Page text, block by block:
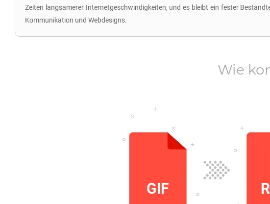
Zeiten langsamerer Internetgeschwindigkeiten, und es bleibt ein fester
Kommunikation und Webdesigns.
Wie